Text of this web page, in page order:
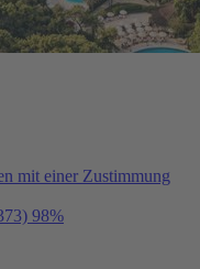
mit einer Zustimmung
98%